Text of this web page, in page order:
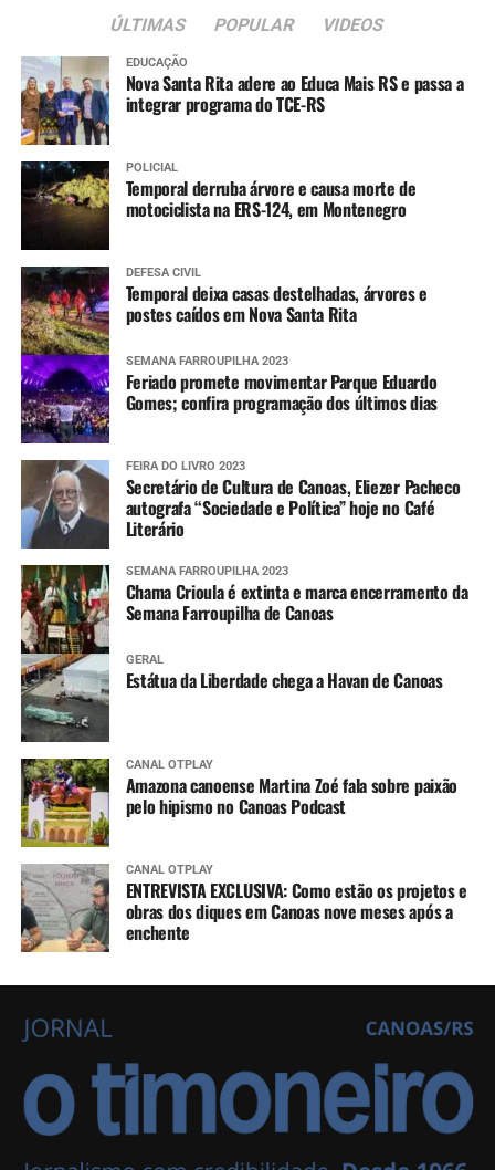
ÚLTIMAS POPULAR VIDEOS
EDUCAÇÃO
Nova Santa Rita adere ao Educa Mais RS e passa a
integrar programa do TCE-RS
POLICIAL
Temporal derruba árvore e causa morte de
motociclista na ERS-124, em Montenegro
DEFESA CIVIL
Temporal deixa casas destelhadas, árvores e
postes caídos em Nova Santa Rita
SEMANA FARROUPILHA 2023
Feriado promete movimentar Parque Eduardo
Gomes; confira programação dos últimos dias
FEIRA DO LIVRO 2023
Secretário de Cultura de Canoas, Eliezer Pacheco
autografa “Sociedade e Política” hoje no Café
Literário
SEMANA FARROUPILHA 2023
Chama Crioula é extinta e marca encerramento da
Semana Farroupilha de Canoas
GERAL
Estátua da Liberdade chega a Havan de Canoas
CANAL OTPLAY
Amazona canoense Martina Zoé fala sobre paixão
pelo hipismo no Canoas Podcast
CANAL OTPLAY
ENTREVISTA EXCLUSIVA: Como estão os projetos e
obras dos diques em Canoas nove meses após a
enchente